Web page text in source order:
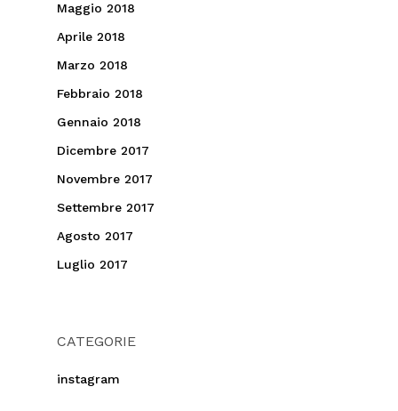
Maggio 2018
Aprile 2018
Marzo 2018
Febbraio 2018
Gennaio 2018
Dicembre 2017
Novembre 2017
Settembre 2017
Agosto 2017
Luglio 2017
CATEGORIE
instagram